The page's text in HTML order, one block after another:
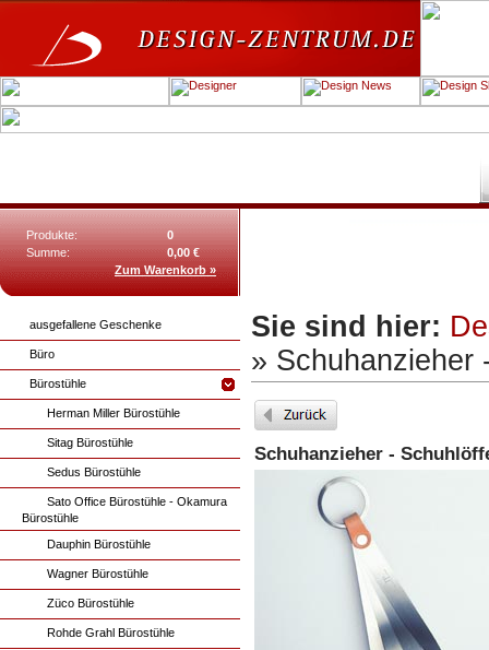
Produkte:
0
Summe:
0,00 €
Zum Warenkorb »
ausgefallene Geschenke
Büro
Bürostühle
Herman Miller Bürostühle
Sitag Bürostühle
Sedus Bürostühle
Sato Office Bürostühle - Okamura
Bürostühle
Dauphin Bürostühle
Wagner Bürostühle
Züco Bürostühle
Rohde Grahl Bürostühle
Sie sind hier:
» Schuhanzieher
Schuhanzieher -